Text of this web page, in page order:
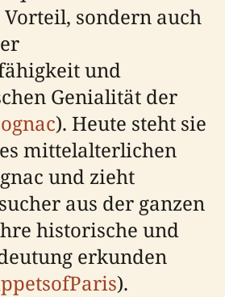
sondern auch
und
Genialität der
). Heute steht sie
mittelalterlichen
und zieht
aus der ganzen
historische und
erkunden
).